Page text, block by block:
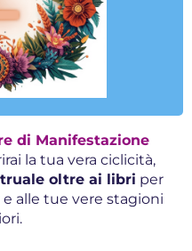
di Manifestazione
la tua vera ciclicità,
oltre ai libri per
alle tue vere stagioni